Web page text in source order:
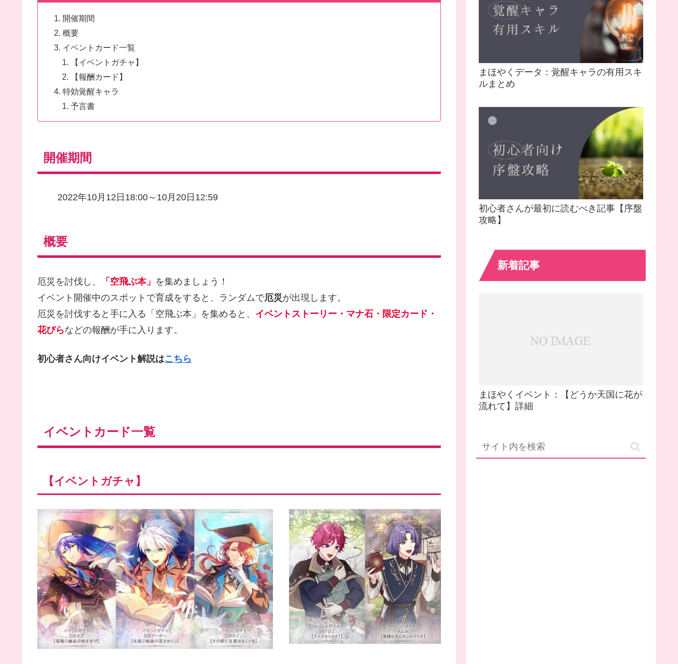
開催期間
概要
イベントカード一覧
【イベントガチャ】
【報酬カード】
特効覚醒キャラ
予言書
開催期間
2022年10月12日18:00～10月20日12:59
概要
厄災を討伐し、 「空飛ぶ本」 を集めましょう！
イベント開催中のスポットで育成をすると、ランダムで厄災が出現します。
厄災を討伐すると手に入る「空飛ぶ本」を集めると、 イベントストーリー・マナ石・限定カード・
花びらなどの報酬が手に入ります。
初心者さん向けイベント解説はこちら
イベントカード一覧
【イベントガチャ】
まほやくデータ：覚醒キャラの有用スキ
ルまとめ
初心者さんが最初に読むべき記事【序盤
攻略】
新着記事
まほやくイベント：【どうか天国に花が
流れて】詳細